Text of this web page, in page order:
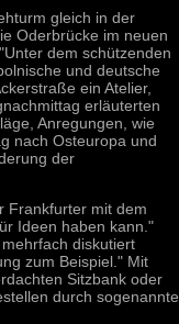
gleich in der
Oderbrücke im neuen
dem schützenden
und deutsche
ein Atelier,
erläuterten
Anregungen, wie
nach Osteuropa und
der
Frankfurter mit dem
Ideen haben kann."
diskutiert
zum Beispiel." Mit
Sitzbank oder
durch sogenannte